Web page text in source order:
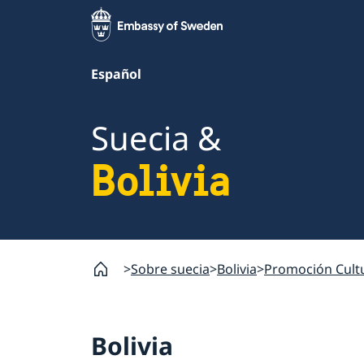
Español
Suecia &
Bolivia
Sobre suecia Bolivia Promoción
Bolivia